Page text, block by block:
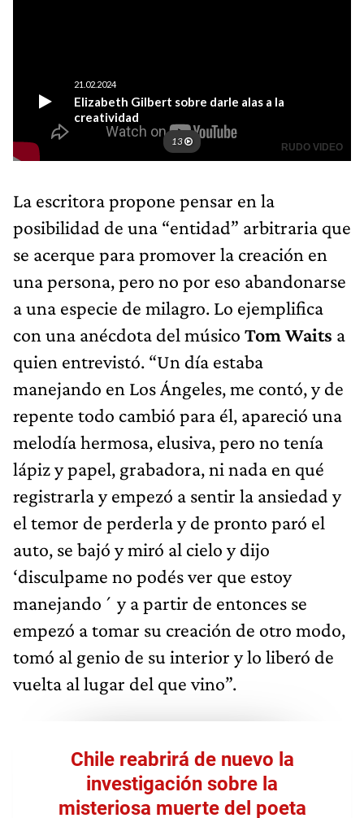
La escritora propone pensar en la
posibilidad de una “entidad” arbitraria que
se acerque para promover la creación en
una persona, pero no por eso abandonarse
a una especie de milagro. Lo ejemplifica
con una anécdota del músico Tom Waits a
quien entrevistó. “Un día estaba
manejando en Los Ángeles, me contó, y de
repente todo cambió para él, apareció una
melodía hermosa, elusiva, pero no tenía
lápiz y papel, grabadora, ni nada en qué
registrarla y empezó a sentir la ansiedad y
el temor de perderla y de pronto paró el
auto, se bajó y miró al cielo y dijo
‘disculpame no podés ver que estoy
manejando´ y a partir de entonces se
empezó a tomar su creación de otro modo,
tomó al genio de su interior y lo liberó de
vuelta al lugar del que vino”.
Chile reabrirá de nuevo la
investigación sobre la
misteriosa muerte del poeta